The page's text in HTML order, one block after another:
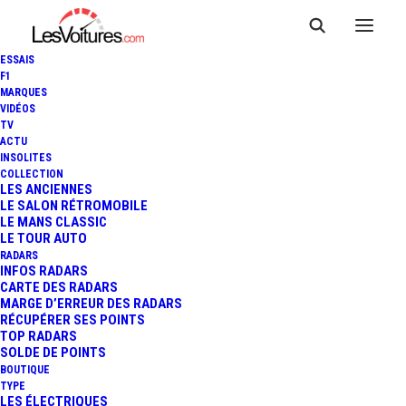
ESSAIS
F1
MARQUES
VIDÉOS
TV
ACTU
INSOLITES
COLLECTION
LES ANCIENNES
LE SALON RÉTROMOBILE
LE MANS CLASSIC
LE TOUR AUTO
RADARS
INFOS RADARS
CARTE DES RADARS
MARGE D’ERREUR DES RADARS
RÉCUPÉRER SES POINTS
TOP RADARS
SOLDE DE POINTS
BOUTIQUE
TYPE
LES ÉLECTRIQUES
8 septembre 2021
BMW I VISION CIRCULAR